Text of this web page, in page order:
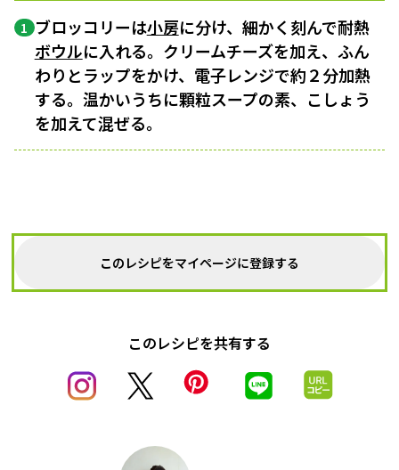
1 ブロッコリーは小房に分け、細かく刻んで耐熱
ボウルに入れる。クリームチーズを加え、ふん
わりとラップをかけ、電子レンジで約２分加熱
する。温かいうちに顆粒スープの素、こしょう
を加えて混ぜる。
このレシピをマイページに登録する
このレシピを共有する